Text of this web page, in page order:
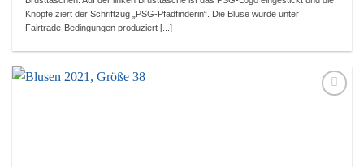
Knöpfe ziert der Schriftzug „PSG-Pfadfinderin“. Die Bluse wurde unter
Fairtrade-Bedingungen produziert [...]